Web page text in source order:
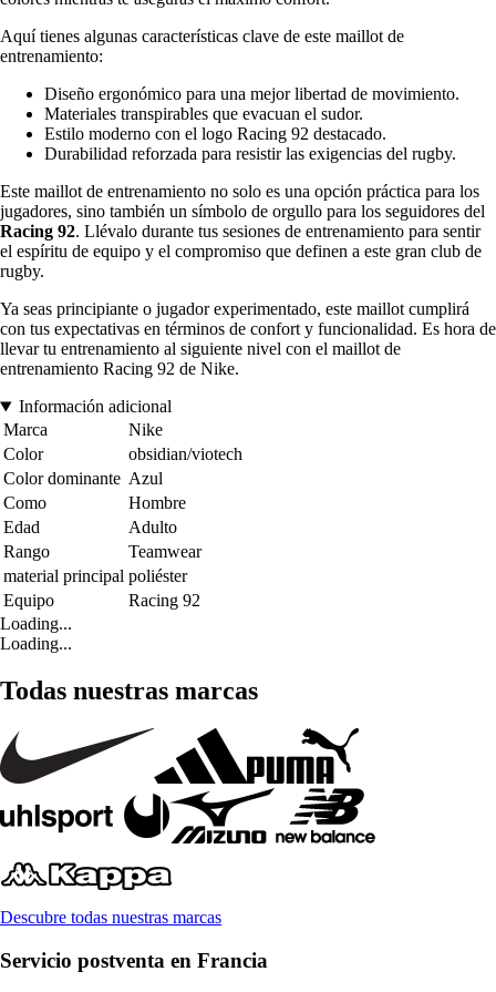
Aquí tienes algunas características clave de este maillot de
entrenamiento:
Diseño ergonómico para una mejor libertad de movimiento.
Materiales transpirables que evacuan el sudor.
Estilo moderno con el logo Racing 92 destacado.
Durabilidad reforzada para resistir las exigencias del rugby.
Este maillot de entrenamiento no solo es una opción práctica para los
jugadores, sino también un símbolo de orgullo para los seguidores del
Racing 92. Llévalo durante tus sesiones de entrenamiento para sentir
el espíritu de equipo y el compromiso que definen a este gran club de
rugby.
Ya seas principiante o jugador experimentado, este maillot cumplirá
con tus expectativas en términos de confort y funcionalidad. Es hora de
llevar tu entrenamiento al siguiente nivel con el maillot de
entrenamiento Racing 92 de Nike.
Información adicional
Marca
Nike
Color
obsidian/viotech
Color dominante Azul
Como
Hombre
Edad
Adulto
Rango
Teamwear
material principal poliéster
Equipo
Racing 92
Loading...
Loading...
Todas nuestras marcas
Descubre todas nuestras marcas
Servicio postventa en Francia